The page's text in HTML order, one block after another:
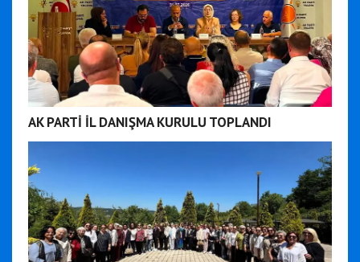
AK PARTİ İL DANIŞMA KURULU TOPLANDI